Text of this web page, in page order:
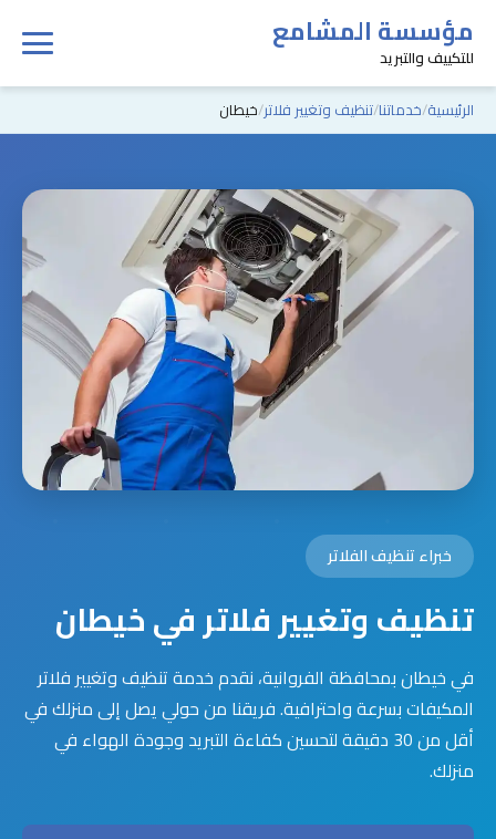
مؤسسة المشامع
للتكييف والتبريد
الرئيسية خدماتنا تنظيف وتغيير فلاتر خيطان
خبراء تنظيف الفلاتر
تنظيف وتغيير فلاتر في خيطان
في خيطان بمحافظة الفروانية، نقدم خدمة تنظيف وتغيير فلاتر
المكيفات بسرعة واحترافية. فريقنا من حولي يصل إلى منزلك في
أقل من 30 دقيقة لتحسين كفاءة التبريد وجودة الهواء في
منزلك.